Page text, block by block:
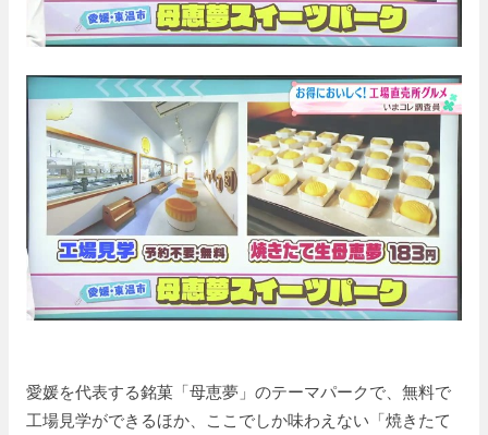
愛媛を代表する銘菓「母恵夢」のテーマパークで、無料で
工場見学ができるほか、ここでしか味わえない「焼きたて